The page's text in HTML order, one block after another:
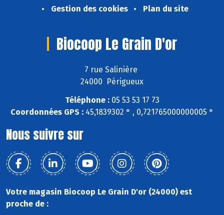
Gestion des cookies
Plan du site
Biocoop Le Grain D'or
7 rue Salinière
24000 Périgueux
Téléphone :05 53 53 17 73
Coordonnées GPS : 45,1839302 ° , 0,721765000000005 °
Nous suivre sur
Votre magasin Biocoop Le Grain D'or (24000) est
proche de :